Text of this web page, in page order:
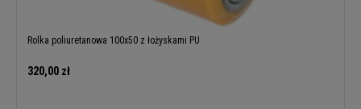
Rolka poliuretanowa 100x50 z łożyskami PU
320,00 zł